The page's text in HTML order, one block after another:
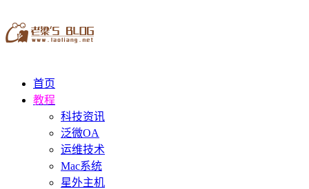
首页
教程
科技资讯
泛微OA
运维技术
Mac系统
星外主机